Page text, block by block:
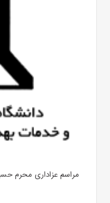
مراسم عزاداری محرم